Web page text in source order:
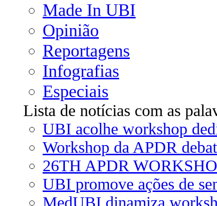
Made In UBI
Opinião
Reportagens
Infografias
Especiais
Lista de notícias com as
UBI acolhe workshop
Workshop da APDR
26TH APDR
UBI promove ações de
MedUBI dinamiza